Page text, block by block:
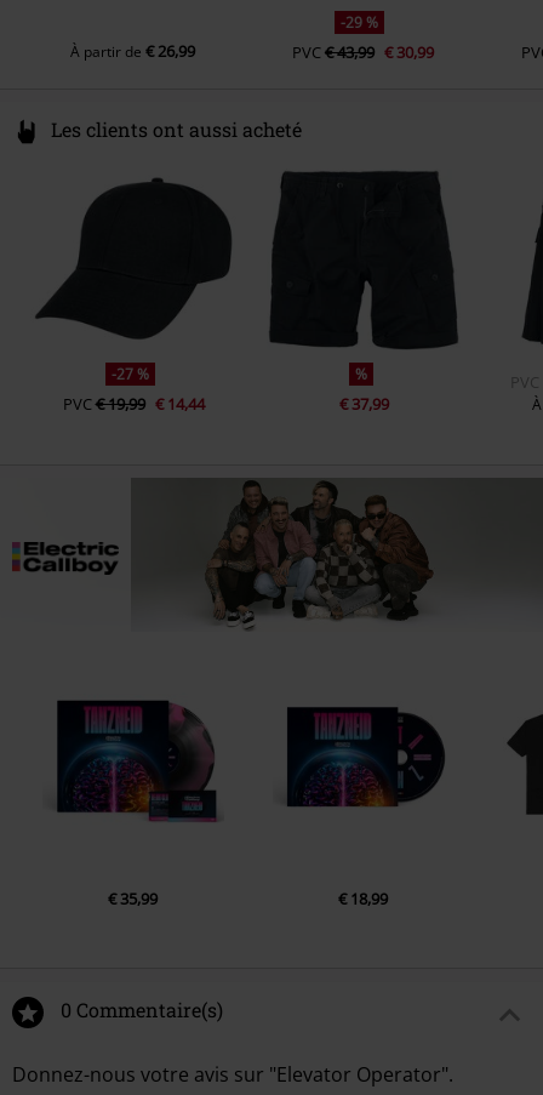
À partir de€ 26,99
-29 %
PVC€ 43,99 € 30,99
Les clients ont aussi acheté
-27 %
PVC€ 19,99 € 14,44
%
€ 37,99
PVC
€ 35,99 € 18,99
0 Commentaire(s)
Donnez-nous votre avis sur "Elevator Operator".